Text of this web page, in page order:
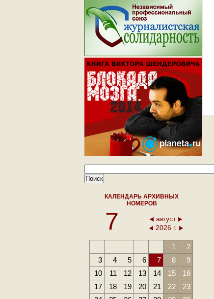
КАЛЕНДАРЬ АРХИВНЫХ
НОМЕРОВ
7
август
2026 г.
1
2
3
4 5 6 7 8
9
10
11 12 13 14 15
16
17
18 19 20 21 22
23